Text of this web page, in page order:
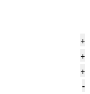
+
+
+
-